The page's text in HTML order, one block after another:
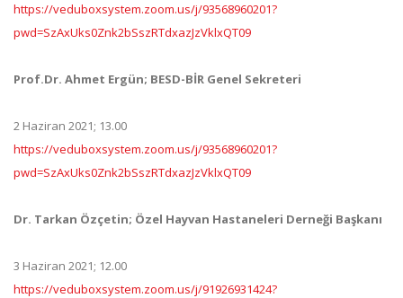
https://veduboxsystem.zoom.us/j/93568960201?
pwd=SzAxUks0Znk2bSszRTdxazJzVklxQT09
Prof.Dr. Ahmet Ergün; BESD-BİR Genel Sekreteri
2 Haziran 2021; 13.00
https://veduboxsystem.zoom.us/j/93568960201?
pwd=SzAxUks0Znk2bSszRTdxazJzVklxQT09
Dr. Tarkan Özçetin; Özel Hayvan Hastaneleri Derneği Başkanı
3 Haziran 2021; 12.00
https://veduboxsystem.zoom.us/j/91926931424?